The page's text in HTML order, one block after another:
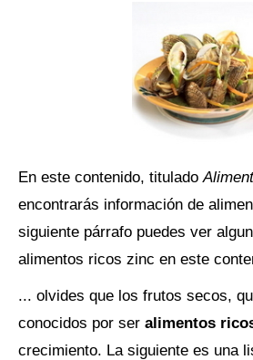
En este contenido, titulado
encontrarás información de
siguiente párrafo puedes ver
alimentos ricos zinc en este
... olvides que los frutos secos,
conocidos por ser alimentos
crecimiento. La siguiente es una